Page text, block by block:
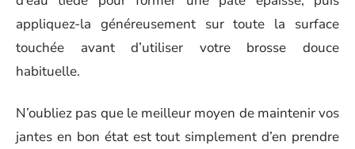
appliquez-la généreusement sur toute la surface
touchée avant d’utiliser votre brosse douce
habituelle.
N’oubliez pas que le meilleur moyen de maintenir vos
jantes en bon état est tout simplement d’en prendre